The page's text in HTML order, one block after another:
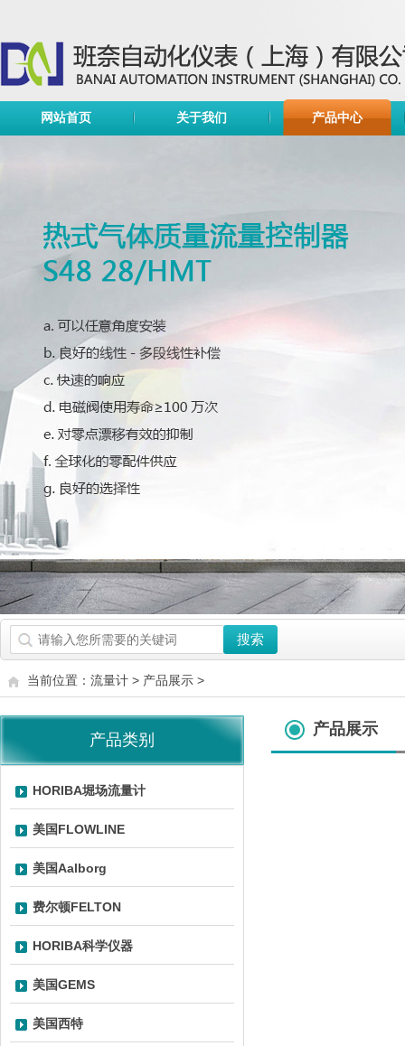
网站首页 关于我们 产品中心
当前位置： 流量计 > 产品展示 >
产品类别
HORIBA堀场流量计
美国FLOWLINE
美国Aalborg
费尔顿FELTON
HORIBA科学仪器
美国GEMS
美国西特
产品展示